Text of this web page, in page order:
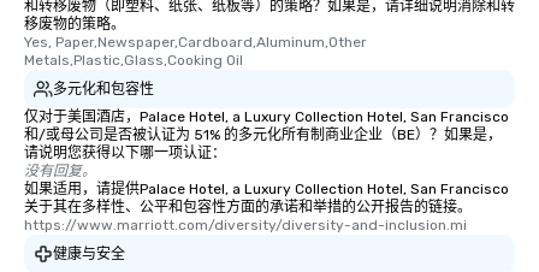
和转移废物（即塑料、纸张、纸板等）的策略？如果是，请详细说明消除和转
移废物的策略。
Yes, Paper,Newspaper,Cardboard,Aluminum,Other
Metals,Plastic,Glass,Cooking Oil
多元化和包容性
仅对于美国酒店，Palace Hotel, a Luxury Collection Hotel, San Francisco
和/或母公司是否被认证为 51% 的多元化所有制商业企业（BE）？如果是，
请说明您获得以下哪一项认证：
没有回复。
如果适用，请提供Palace Hotel, a Luxury Collection Hotel, San Francisco
关于其在多样性、公平和包容性方面的承诺和举措的公开报告的链接。
https://www.marriott.com/diversity/diversity-and-inclusion.mi
健康与安全